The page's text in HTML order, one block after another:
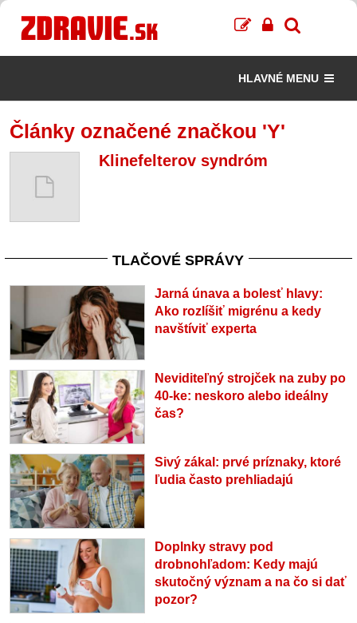
HLAVNÉ MENU
Články označené značkou 'Y'
Klinefelterov syndróm
TLAČOVÉ SPRÁVY
Jarná únava a bolesť hlavy:
Ako rozlíšiť migrénu a kedy
navštíviť experta
Neviditeľný strojček na zuby po
40-ke: neskoro alebo ideálny
čas?
Sivý zákal: prvé príznaky, ktoré
ľudia často prehliadajú
Doplnky stravy pod
drobnohľadom: Kedy majú
skutočný význam a na čo si dať
pozor?